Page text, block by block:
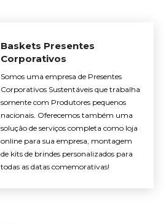
Baskets Presentes
Corporativos
Somos uma empresa de Presentes
Corporativos Sustentáveis que trabalha
somente com Produtores pequenos
nacionais. Oferecemos também uma
solução de serviços completa como loja
online para sua empresa, montagem
de kits de brindes personalizados para
todas as datas comemorativas!